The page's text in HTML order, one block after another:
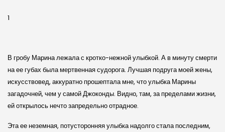
1
В гробу Марина лежала с кротко-неж­ной улыбкой. А в минуту смерти
на ее губах была мертвенная судорога. Лучшая подруга моей жены,
искусствовед, аккуратно прошептала мне, что улыбка Марины
загадочней, чем у самой Джоконды. Видно, там, за пределами жизни,
ей открылось нечто запредельно отрадное.
Эта ее неземная, потусторонняя улыбка надолго стала последним,